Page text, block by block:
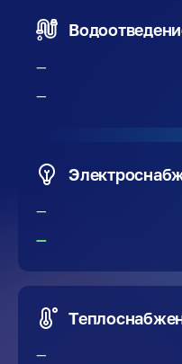
—
—
—
—
—